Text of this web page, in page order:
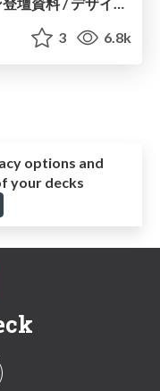
3 6.8k
options and
your decks